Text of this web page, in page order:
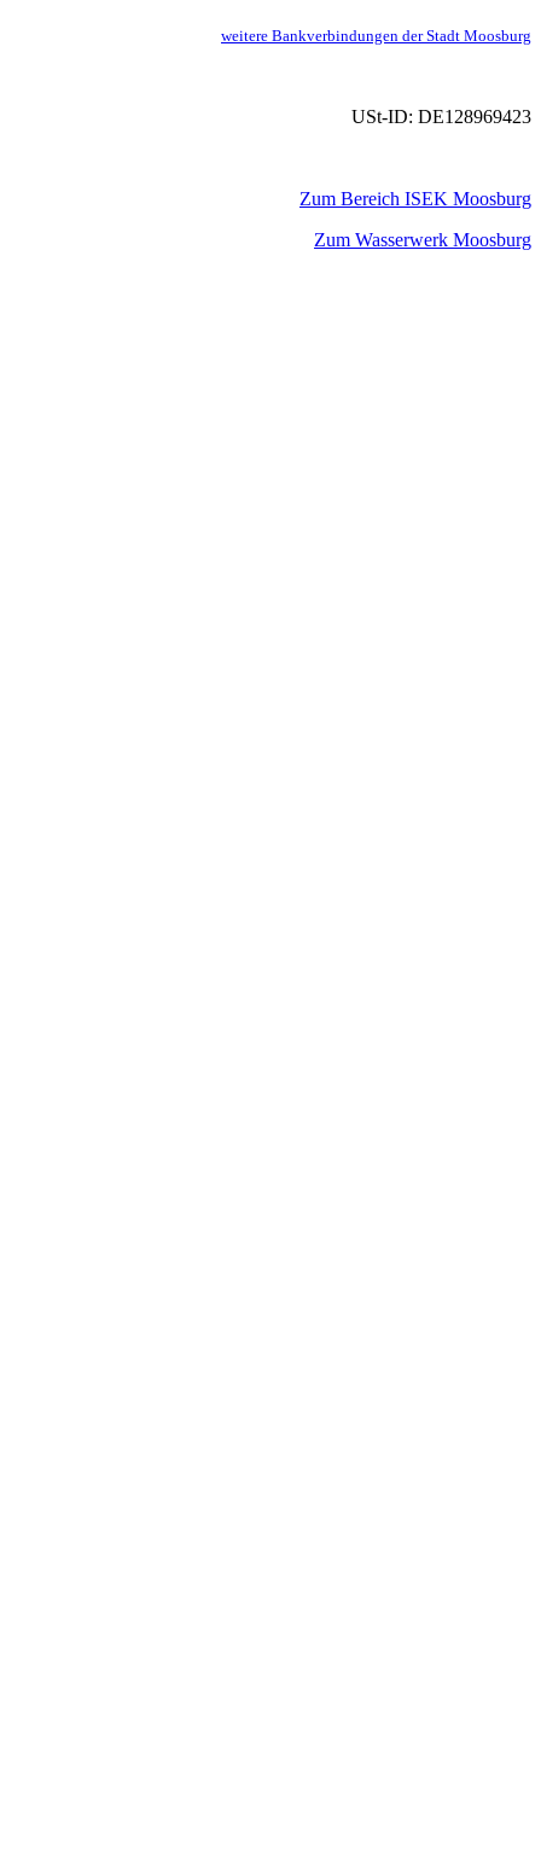
weitere Bankverbindungen der Stadt Moosburg
USt-ID: DE128969423
Zum Bereich ISEK Moosburg
Zum Wasserwerk Moosburg